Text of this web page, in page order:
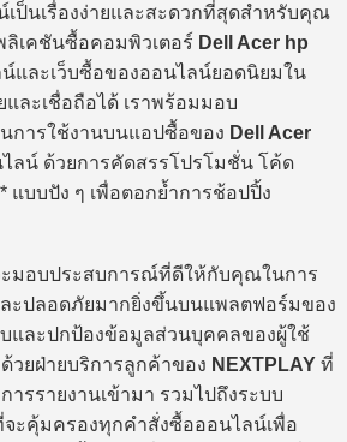
ป็นเรื่องง่ายและสะดวกที่สุดสำหรับคุณ
ลิเคชันซื้อคอมพิวเตอร์ Dell Acer hp
และเว็บซื้อของออนไลน์ยอดนิยมใน
ละเชื่อถือได้ เราพร้อมมอบ
การใช้งานบนแอปซื้อของ Dell Acer
ลน์ ด้วยการคัดสรรโปรโมชั่น โค้ด
แบบปัง ๆ เพื่อตอกย้ำการช้อปปิ้ง
มอบประสบการณ์ที่ดีให้กับคุณในการ
ะปลอดภัยมากยิ่งขึ้นบนแพลตฟอร์มของ
บและปกป้องข้อมูลส่วนบุคคลของผู้ใช้
วยฝ่ายบริการลูกค้าของ NEXTPLAY ที่
ารรายงานเข้ามา รวมไปถึงระบบ
จะคุ้มครองทุกคำสั่งซื้อออนไลน์เพื่อ